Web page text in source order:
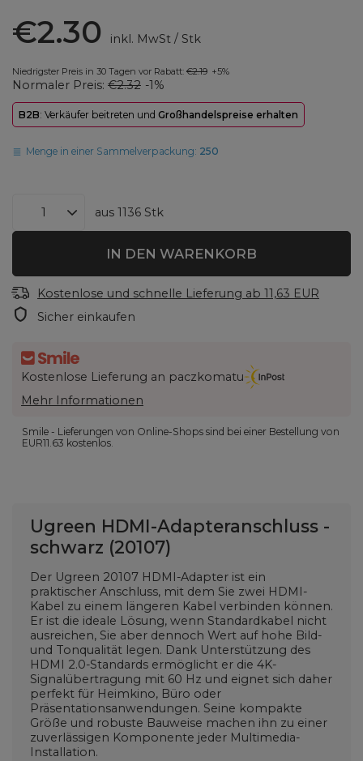
€2.30 inkl. MwSt/ Stk
Niedrigster Preis in 30 Tagen vor Rabatt: €2.19 +5%
Normaler Preis: €2.32 -1%
B2B: Verkäufer beitreten und Großhandelspreise erhalten
Menge in einer Sammelverpackung: 250
aus 1136 Stk
IN DEN WARENKORB
Kostenlose und schnelle Lieferung ab 11,63 EUR
Sicher einkaufen
Kostenlose Lieferung an paczkomatu
Mehr Informationen
Smile - Lieferungen von Online-Shops sind bei einer Bestellung von
EUR11.63 kostenlos.
Ugreen HDMI-Adapteranschluss -
schwarz (20107)
Der Ugreen 20107 HDMI-Adapter ist ein
praktischer Anschluss, mit dem Sie zwei HDMI-
Kabel zu einem längeren Kabel verbinden können.
Er ist die ideale Lösung, wenn Standardkabel nicht
ausreichen, Sie aber dennoch Wert auf hohe Bild-
und Tonqualität legen. Dank Unterstützung des
HDMI 2.0-Standards ermöglicht er die 4K-
Signalübertragung mit 60 Hz und eignet sich daher
perfekt für Heimkino, Büro oder
Präsentationsanwendungen. Seine kompakte
Größe und robuste Bauweise machen ihn zu einer
zuverlässigen Komponente jeder Multimedia-
Installation.